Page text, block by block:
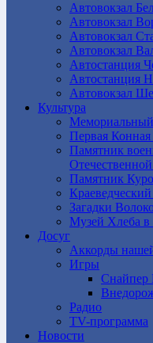
Автовокзал
Автовокзал
Автовокзал
Автовокзал
Автостанция
Автостанция
Автовокзал
Культура
Первая
Памятник
Памятник
Загадки
Музей Хлеба
Досуг
Аккорды
Игры
Снайпер
Радио
TV-программа
Новости